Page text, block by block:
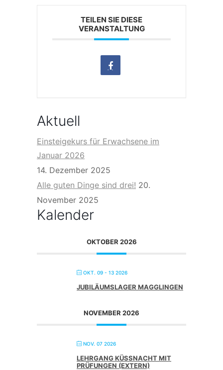
TEILEN SIE DIESE
VERANSTALTUNG
Aktuell
Einsteigekurs für Erwachsene im
Januar 2026
14. Dezember 2025
Alle guten Dinge sind drei! 20.
November 2025
Kalender
OKTOBER 2026
OKT. 09 - 13 2026
JUBILÄUMSLAGER MAGGLINGEN
NOVEMBER 2026
NOV. 07 2026
LEHRGANG KÜSSNACHT MIT
PRÜFUNGEN (EXTERN)